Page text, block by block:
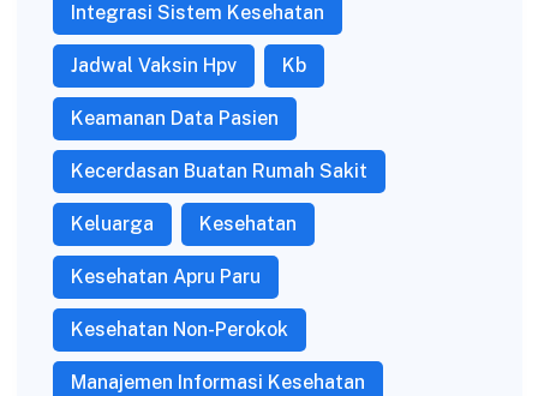
Integrasi Sistem Kesehatan
Jadwal Vaksin Hpv Kb
Keamanan Data Pasien
Kecerdasan Buatan Rumah Sakit
Keluarga Kesehatan
Kesehatan Apru Paru
Kesehatan Non-Perokok
Manajemen Informasi Kesehatan